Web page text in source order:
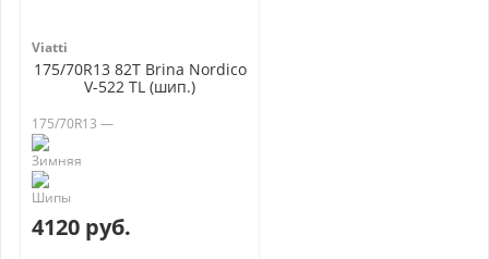
Viatti
175/70R13 82T Brina Nordico
V-522 TL (шип.)
175/70R13 —
4120 руб.